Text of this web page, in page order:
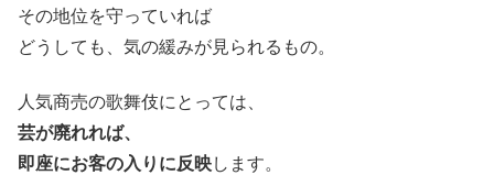
その地位を守っていれば
どうしても、気の緩みが見られるもの。
人気商売の歌舞伎にとっては、
芸が廃れれば、
即座にお客の入りに反映します。